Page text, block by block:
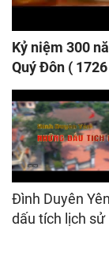
Kỷ niệm 300
Quý Đôn (
Đình Duyên
dấu tích lịch sử